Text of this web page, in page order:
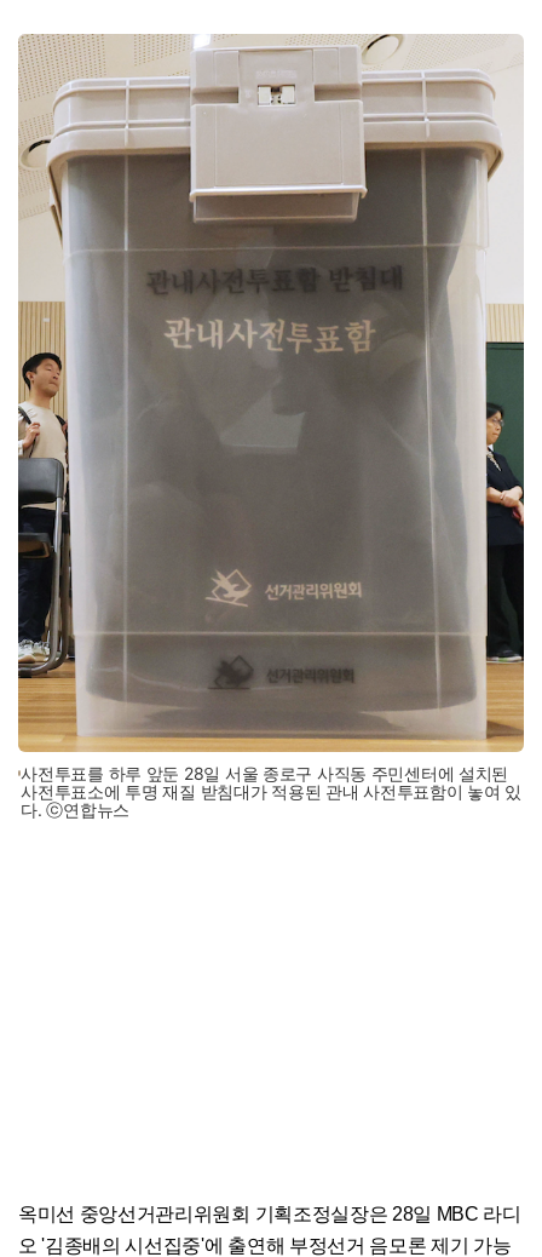
사전투표를 하루 앞둔 28일 서울 종로구 사직동 주민센터에 설치된
사전투표소에 투명 재질 받침대가 적용된 관내 사전투표함이 놓여 있
다. ⓒ연합뉴스
옥미선 중앙선거관리위원회 기획조정실장은 28일 MBC 라디
오 '김종배의 시선집중'에 출연해 부정선거 음모론 제기 가능